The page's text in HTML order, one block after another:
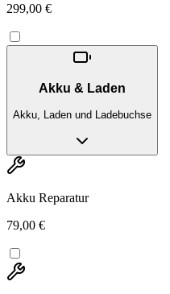
299,00 €
Akku & Laden
Akku, Laden und Ladebuchse
Akku Reparatur
79,00 €